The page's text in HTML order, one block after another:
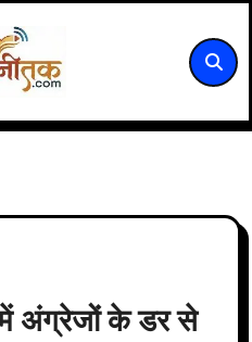
अंग्रेजों के डर से